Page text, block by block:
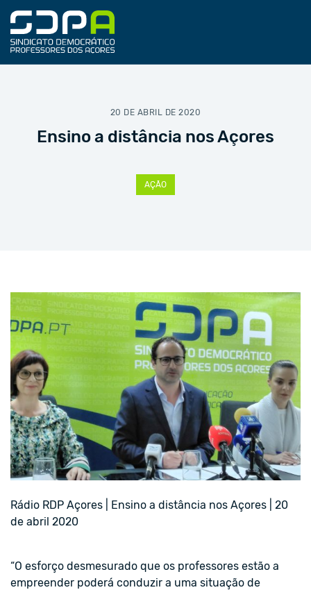
20 DE ABRIL DE 2020
Ensino a distância nos Açores
AÇÃO
Rádio RDP Açores | Ensino a distância nos Açores | 20
de abril 2020
“O esforço desmesurado que os professores estão a
empreender poderá conduzir a uma situação de